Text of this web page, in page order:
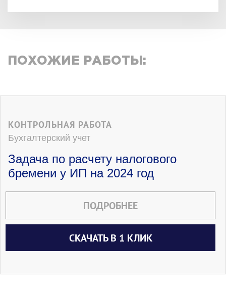
ПОХОЖИЕ РАБОТЫ:
КОНТРОЛЬНАЯ РАБОТА
Бухгалтерский учет
Задача по расчету налогового
бремени у ИП на 2024 год
ПОДРОБНЕЕ
СКАЧАТЬ В 1 КЛИК